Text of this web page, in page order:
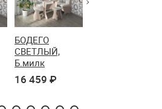
БОДЕГО
СВЕТЛЫЙ,
Б.милк
16 459 ₽